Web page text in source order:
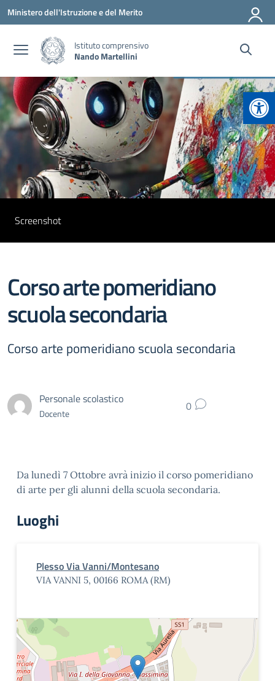
Vai ai contenuti
Vai al menu di navigazione
Vai al footer
Ministero dell'Istruzione e del Merito
Istituto comprensivo
Nando Martellini
Screenshot
Corso arte pomeridiano
scuola secondaria
Corso arte pomeridiano scuola secondaria
Personale scolastico
Docente 0
Da lunedì 7 Ottobre avrà inizio il corso pomeridiano
di arte per gli alunni della scuola secondaria.
Luoghi
Plesso Via Vanni/Montesano
VIA VANNI 5, 00166 ROMA (RM)